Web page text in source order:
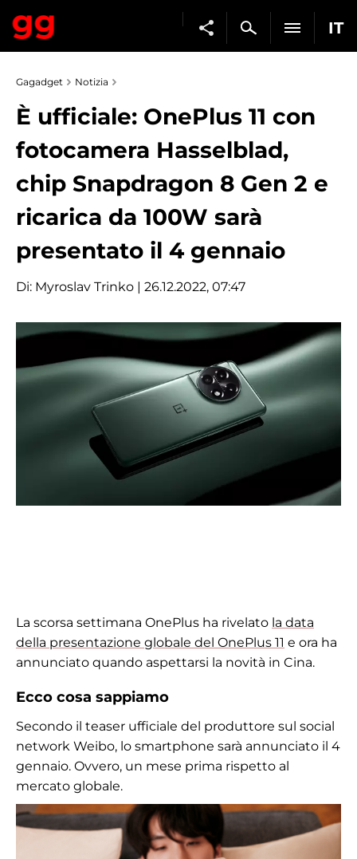
IT
Gagadget Notizia
È ufficiale: OnePlus 11 con
fotocamera Hasselblad,
chip Snapdragon 8 Gen 2 e
ricarica da 100W sarà
presentato il 4 gennaio
Di: Myroslav Trinko | 26.12.2022, 07:47
La scorsa settimana OnePlus ha rivelato la data
della presentazione globale del OnePlus 11 e ora ha
annunciato quando aspettarsi la novità in Cina.
Ecco cosa sappiamo
Secondo il teaser ufficiale del produttore sul social
network Weibo, lo smartphone sarà annunciato il 4
gennaio. Ovvero, un mese prima rispetto al
mercato globale.